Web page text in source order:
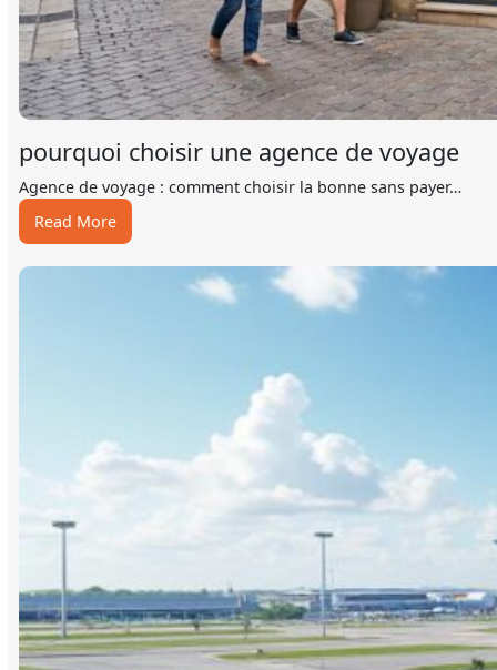
pourquoi choisir une agence de voyage
Agence de voyage : comment choisir la bonne sans payer…
Read More:
pourquoi
choisir